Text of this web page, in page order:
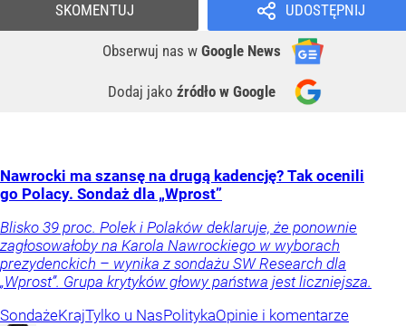
UDOSTĘPNIJ
Obserwuj nas w Google News
Dodaj jako źródło w Google
SKOMENTUJ
Nawrocki ma szansę na drugą kadencję? Tak ocenili
go Polacy. Sondaż dla „Wprost”
Blisko 39 proc. Polek i Polaków deklaruje, że ponownie
zagłosowałoby na Karola Nawrockiego w wyborach
prezydenckich – wynika z sondażu SW Research dla
„Wprost”. Grupa krytyków głowy państwa jest liczniejsza.
SondażeKrajTylko u NasPolitykaOpinie i komentarze